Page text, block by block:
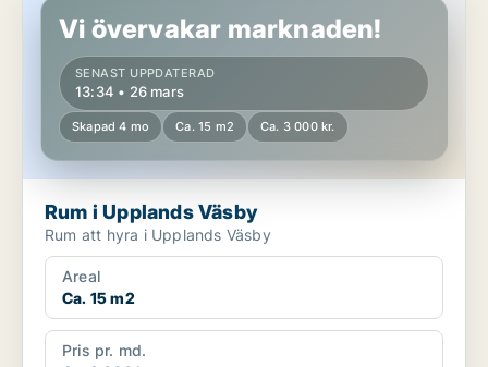
Vi övervakar marknaden!
SENAST UPPDATERAD
13:34 • 26 mars
Skapad 4 mo Ca. 15 m2 Ca. 3 000 kr.
Rum i Upplands Väsby
Rum att hyra i Upplands Väsby
Areal
Ca. 15 m2
Pris pr. md.